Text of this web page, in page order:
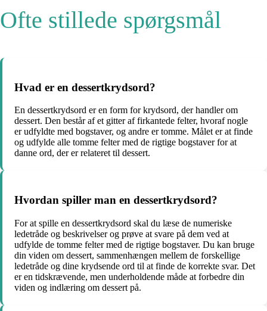
Ofte stillede spørgsmål
Hvad er en dessertkrydsord?
En dessertkrydsord er en form for krydsord, der handler om
dessert. Den består af et gitter af firkantede felter, hvoraf nogle
er udfyldte med bogstaver, og andre er tomme. Målet er at finde
og udfylde alle tomme felter med de rigtige bogstaver for at
danne ord, der er relateret til dessert.
Hvordan spiller man en dessertkrydsord?
For at spille en dessertkrydsord skal du læse de numeriske
ledetråde og beskrivelser og prøve at svare på dem ved at
udfylde de tomme felter med de rigtige bogstaver. Du kan bruge
din viden om dessert, sammenhængen mellem de forskellige
ledetråde og dine krydsende ord til at finde de korrekte svar. Det
er en tidskrævende, men underholdende måde at forbedre din
viden og indlæring om dessert på.